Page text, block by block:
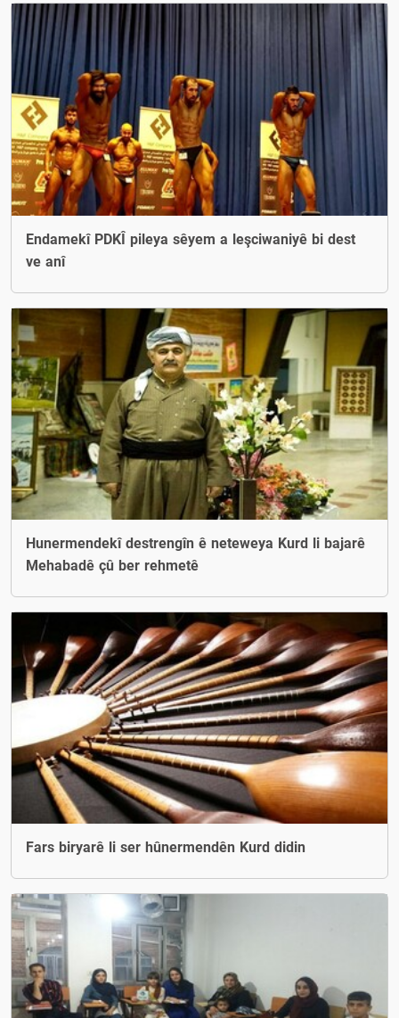
Endamekî PDKÎ pileya sêyem a leşciwaniyê bi dest
ve anî
Hunermendekî destrengîn ê neteweya Kurd li bajarê
Mehabadê çû ber rehmetê
Fars biryarê li ser hûnermendên Kurd didin